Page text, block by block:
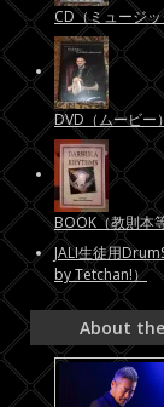
CD（ミュージッ
DVD（ムービー
BOOK（教則本
JALI生徒用
by Tetchan!）
About